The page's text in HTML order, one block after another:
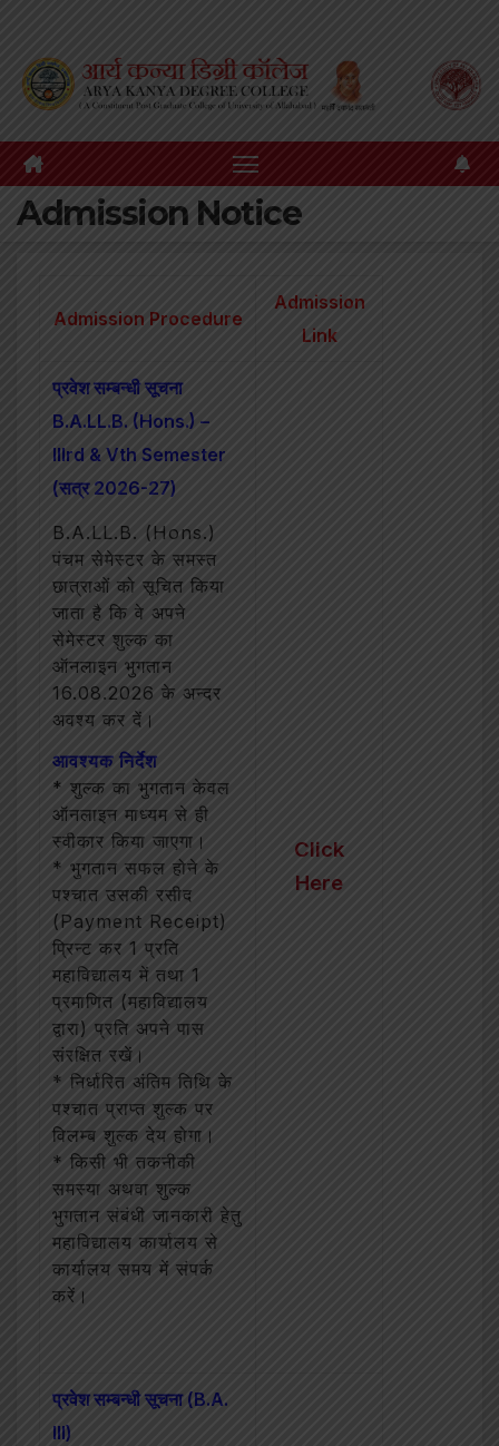
content
Admission Notice
Admission Procedure
Admission
Link
प्रवेश सम्बन्धी सूचना
B.A.LL.B. (Hons.) –
IIIrd & Vth Semester
(सत्र 2026-27)
B.A.LL.B. (Hons.)
पंचम सेमेस्टर के समस्त
छात्राओं को सूचित किया
जाता है कि वे अपने
सेमेस्टर शुल्क का
ऑनलाइन भुगतान
16.08.2026 के अन्दर
अवश्य कर दें।
आवश्यक निर्देश
* शुल्क का भुगतान केवल
ऑनलाइन माध्यम से ही
स्वीकार किया जाएगा।
* भुगतान सफल होने के
पश्चात उसकी रसीद
(Payment Receipt)
प्रिन्ट कर 1 प्रति
महाविद्यालय में तथा 1
प्रमाणित (महाविद्यालय
द्वारा) प्रति अपने पास
संरक्षित रखें।
* निर्धारित अंतिम तिथि के
पश्चात प्राप्त शुल्क पर
विलम्ब शुल्क देय होगा।
* किसी भी तकनीकी
समस्या अथवा शुल्क
भुगतान संबंधी जानकारी हेतु
महाविद्यालय कार्यालय से
कार्यालय समय में संपर्क
करें।
Click
Here
प्रवेश सम्बन्धी सूचना (B.A.
III)